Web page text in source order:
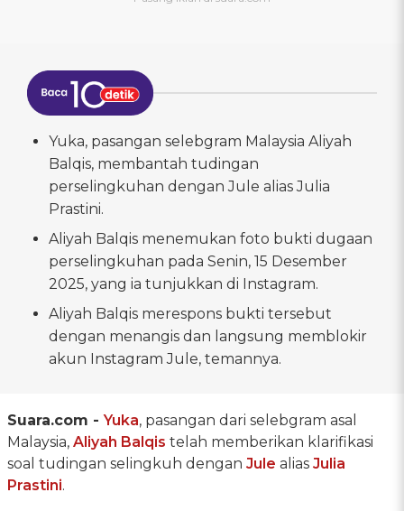
Yuka, pasangan selebgram Malaysia Aliyah
Balqis, membantah tudingan
perselingkuhan dengan Jule alias Julia
Prastini.
Aliyah Balqis menemukan foto bukti dugaan
perselingkuhan pada Senin, 15 Desember
2025, yang ia tunjukkan di Instagram.
Aliyah Balqis merespons bukti tersebut
dengan menangis dan langsung memblokir
akun Instagram Jule, temannya.
Suara.com -Yuka, pasangan dari selebgram asal
Malaysia, Aliyah Balqis telah memberikan klarifikasi
soal tudingan selingkuh dengan Jule alias Julia
Prastini.